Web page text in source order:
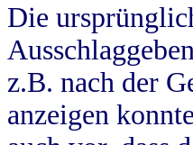
Die
z.B. nach der
anzeigen